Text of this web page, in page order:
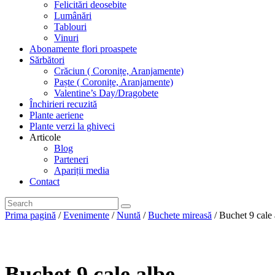
Felicitări deosebite
Lumânări
Tablouri
Vinuri
Abonamente flori proaspete
Sărbători
Crăciun ( Coronițe, Aranjamente)
Paște ( Coronițe, Aranjamente)
Valentine’s Day/Dragobete
Închirieri recuzită
Plante aeriene
Plante verzi la ghiveci
Articole
Blog
Parteneri
Apariții media
Contact
Prima pagină /Evenimente /Nuntă /Buchete mireasă / Buchet 9 cale